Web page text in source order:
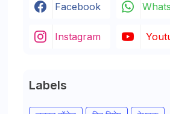
Facebook
Instagram
Labels